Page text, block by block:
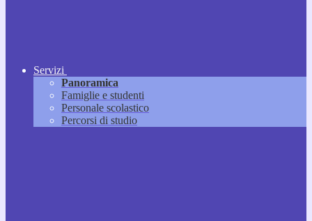
Servizi
Panoramica
Famiglie e studenti
Personale scolastico
Percorsi di studio